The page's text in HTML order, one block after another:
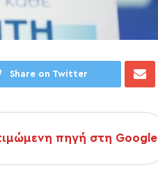
Share on Twitter
πηγή στη Google